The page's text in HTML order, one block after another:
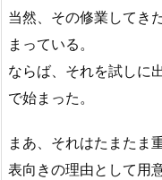
当然、その修業してき
まっている。
ならば、それを試しに
で始まった。
まあ、それはたまたま
表向きの理由として用